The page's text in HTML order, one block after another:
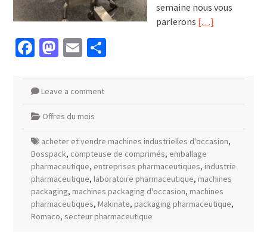
semaine nous vous
parlerons […]
Facebook
Mastodon
EmailPartager
Leave a comment
Offres du mois
acheter et vendre machines industrielles d'occasion,
Bosspack, compteuse de comprimés, emballage
pharmaceutique, entreprises pharmaceutiques, industrie
pharmaceutique, laboratoire pharmaceutique, machines
packaging, machines packaging d'occasion, machines
pharmaceutiques, Makinate, packaging pharmaceutique,
Romaco, secteur pharmaceutique